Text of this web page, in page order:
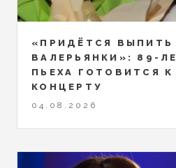
«ПРИДЁТСЯ ВЫПИТЬ
ВАЛЕРЬЯНКИ»: 89-
ПЬЕХА ГОТОВИТСЯ
КОНЦЕРТУ
04.08.2026